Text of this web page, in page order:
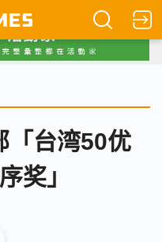
「台湾50优
奖」